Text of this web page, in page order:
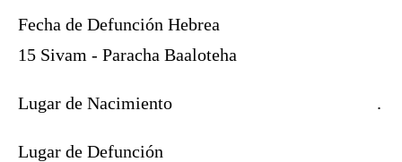
Fecha de Defunción Hebrea
15 Sivam - Paracha Baaloteha
Lugar de Nacimiento .
Lugar de Defunción